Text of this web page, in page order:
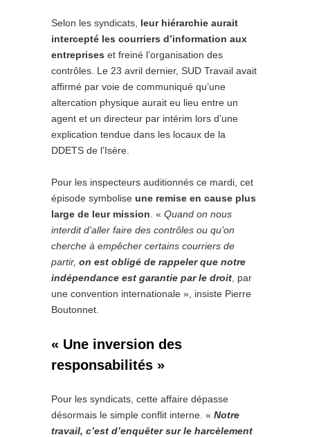
Selon les syndicats, leur hiérarchie aurait
intercepté les courriers d’information aux
entreprises et freiné l’organisation des
contrôles. Le 23 avril dernier, SUD Travail avait
affirmé par voie de communiqué qu’une
altercation physique aurait eu lieu entre un
agent et un directeur par intérim lors d’une
explication tendue dans les locaux de la
DDETS de l’Isère.
Pour les inspecteurs auditionnés ce mardi, cet
épisode symbolise une remise en cause plus
large de leur mission . « Quand on nous
interdit d’aller faire des contrôles ou qu’on
cherche à empêcher certains courriers de
partir, on est obligé de rappeler que notre
indépendance est garantie par le droit , par
une convention internationale », insiste Pierre
Boutonnet.
« Une inversion des
responsabilités »
Pour les syndicats, cette affaire dépasse
désormais le simple conflit interne. « Notre
travail, c’est d’enquêter sur le harcèlement